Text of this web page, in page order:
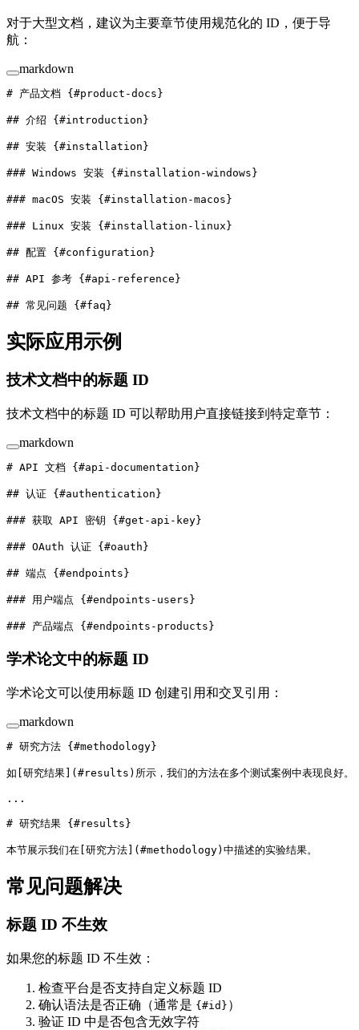
对于大型文档，建议为主要章节使用规范化的 ID，便于导
航：
markdown
# 产品文档 {#product-docs}
## 介绍 {#introduction}
## 安装 {#installation}
### Windows 安装 {#installation-windows}
### macOS 安装 {#installation-macos}
### Linux 安装 {#installation-linux}
## 配置 {#configuration}
## API 参考 {#api-reference}
## 常见问题 {#faq}
实际应用示例
技术文档中的标题 ID
技术文档中的标题 ID 可以帮助用户直接链接到特定章节：
markdown
# API 文档 {#api-documentation}
## 认证 {#authentication}
### 获取 API 密钥 {#get-api-key}
### OAuth 认证 {#oauth}
## 端点 {#endpoints}
### 用户端点 {#endpoints-users}
### 产品端点 {#endpoints-products}
学术论文中的标题 ID
学术论文可以使用标题 ID 创建引用和交叉引用：
markdown
# 研究方法 {#methodology}
如[研究结果](#results )所示，我们的方法在多个测试案例中表现良好。
...
# 研究结果 {#results}
本节展示我们在[研究方法](#methodology)中描述的实验结果。
常见问题解决
标题 ID 不生效
如果您的标题 ID 不生效：
检查平台是否支持自定义标题 ID
确认语法是否正确（通常是 {#id} ）
验证 ID 中是否包含无效字符